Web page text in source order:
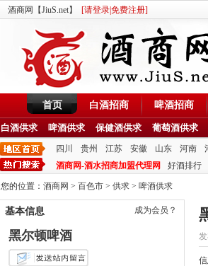
酒商网【JiuS.net】 [请登录免费注册]
首页 白酒招商 啤酒招商
白酒供求 啤酒供求 保健酒供求 葡萄酒供求
四川 贵州 江苏 安徽 山东 河南
酒商网-酒水招商加盟代理网
好酒排行
您的位置： 酒商网 > 百色市 > 供求 > 啤酒供求
成为会员？
基本信息
黑尔顿啤酒 发